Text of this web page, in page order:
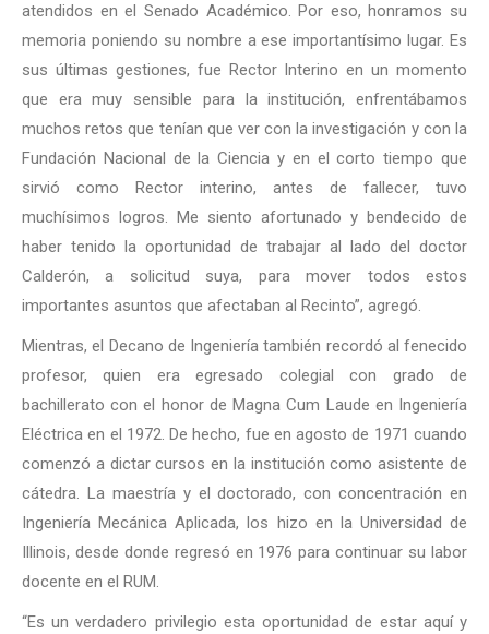
atendidos en el Senado Académico. Por eso, honramos su
memoria poniendo su nombre a ese importantísimo lugar. Es
sus últimas gestiones, fue Rector Interino en un momento
que era muy sensible para la institución, enfrentábamos
muchos retos que tenían que ver con la investigación y con la
Fundación Nacional de la Ciencia y en el corto tiempo que
sirvió como Rector interino, antes de fallecer, tuvo
muchísimos logros. Me siento afortunado y bendecido de
haber tenido la oportunidad de trabajar al lado del doctor
Calderón, a solicitud suya, para mover todos estos
importantes asuntos que afectaban al Recinto”, agregó.
Mientras, el Decano de Ingeniería también recordó al fenecido
profesor, quien era egresado colegial con grado de
bachillerato con el honor de Magna Cum Laude en Ingeniería
Eléctrica en el 1972. De hecho, fue en agosto de 1971 cuando
comenzó a dictar cursos en la institución como asistente de
cátedra. La maestría y el doctorado, con concentración en
Ingeniería Mecánica Aplicada, los hizo en la Universidad de
Illinois, desde donde regresó en 1976 para continuar su labor
docente en el RUM.
“Es un verdadero privilegio esta oportunidad de estar aquí y